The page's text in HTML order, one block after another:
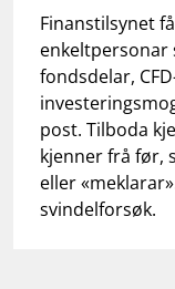
Finanstilsynet
enkeltpersonar
fondsdelar,
post. Tilboda
kjenner frå før,
eller
svindelforsøk.